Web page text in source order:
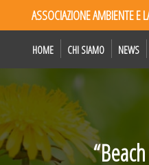
ASSOCIAZIONE AMBIENTE E
HOME CHI SIAMO NEWS